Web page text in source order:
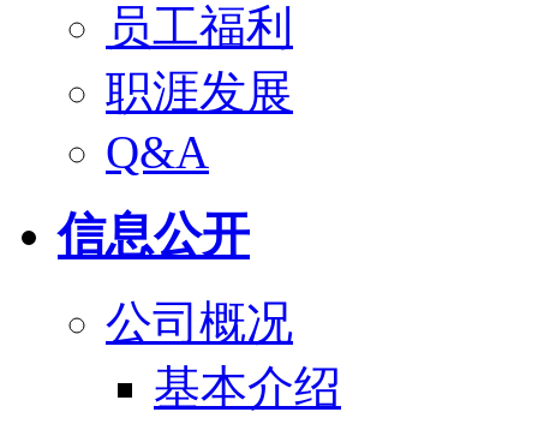
员工福利
职涯发展
Q&A
信息公开
公司概况
基本介绍